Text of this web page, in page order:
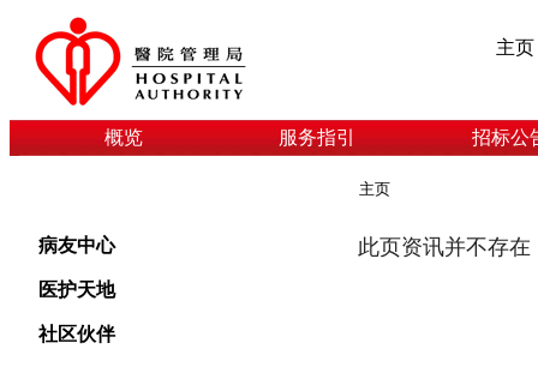
主页
概览 服务指引 招标公
病友中心
医护天地
社区伙伴
主页